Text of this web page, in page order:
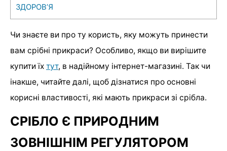
ЗДОРОВ’Я
Чи знаєте ви про ту користь, яку можуть принести
вам срібні прикраси? Особливо, якщо ви вирішите
купити їх тут, в надійному інтернет-магазині. Так чи
інакше, читайте далі, щоб дізнатися про основні
корисні властивості, які мають прикраси зі срібла.
СРІБЛО Є ПРИРОДНИМ
ЗОВНІШНІМ РЕГУЛЯТОРОМ